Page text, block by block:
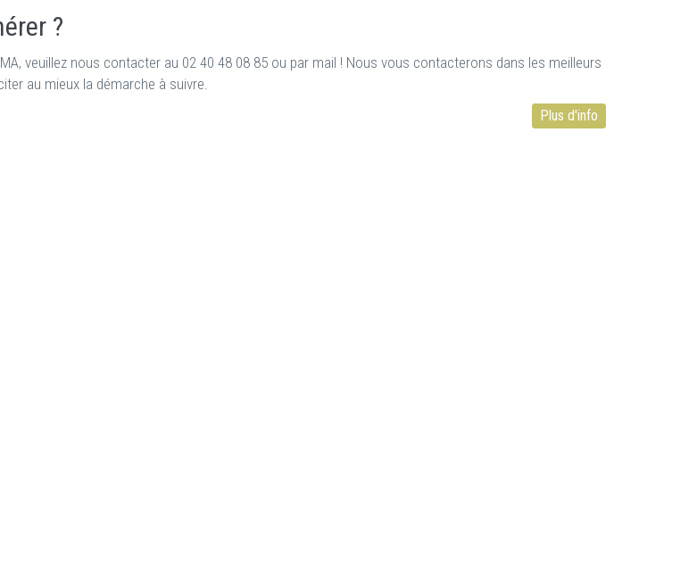
?
veuillez nous contacter au 02 40 48 08 85 ou par mail ! Nous vous contacterons dans les meilleurs
au mieux la démarche à suivre.
Plus d'info